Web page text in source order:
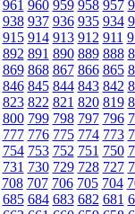
961 960 959 958 957
938 937 936 935 934
915 914 913 912 911
892 891 890 889 888
869 868 867 866 865
846 845 844 843 842
823 822 821 820 819
800 799 798 797 796
777 776 775 774 773
754 753 752 751 750
731 730 729 728 727
708 707 706 705 704
685 684 683 682 681